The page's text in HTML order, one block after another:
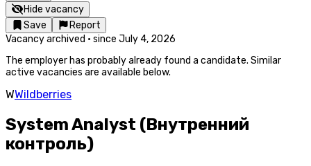
Hide vacancy
Save
Report
Vacancy archived · since July 4, 2026
The employer has probably already found a candidate. Similar
active vacancies are available below.
WWildberries
System Analyst (Внутренний
контроль)